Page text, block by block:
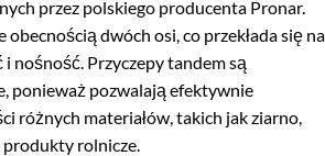
przez polskiego producenta Pronar.
dwóch osi, co przekłada się na
nośność. Przyczepy tandem są
ponieważ pozwalają efektywnie
różnych materiałów, takich jak ziarno,
produkty rolnicze.